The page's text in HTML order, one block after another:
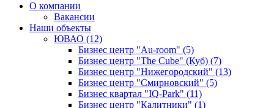
О компании
Вакансии
Наши объекты
ЮВАО (12)
Бизнес центр "Au-room" (5)
Бизнес центр "The Cube" (Куб) (7)
Бизнес центр "Нижегородский" (13)
Бизнес центр "Смирновский" (5)
Бизнес квартал "IQ-Park" (11)
Бизнес центр "Калитники" (1)